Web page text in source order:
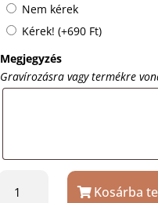
Nem kérek
Kérek! (+690 Ft)
Megjegyzés
Gravírozásra vagy termékre
mintás
Kosárba